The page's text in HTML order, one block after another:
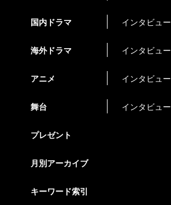
国内ドラマ インタビュー
海外ドラマ インタビュー
アニメ インタビュー
舞台 インタビュー
プレゼント
月別アーカイブ
キーワード索引